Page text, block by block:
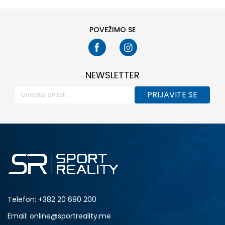
POVEŽIMO SE
NEWSLETTER
PRIJAVITE SE
Telefon: +382 20 690 200
Email: online@sportreality.me